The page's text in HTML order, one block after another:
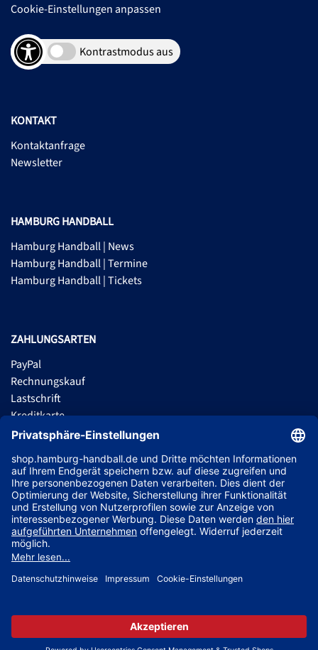
Jetzt Trikot mit Name und Nummer deines Lieblingsspielers
Cookie-Einstellungen anpassen
Kontrastmodus aus
KONTAKT
Kontaktanfrage
Newsletter
HAMBURG HANDBALL
Hamburg Handball | News
Hamburg Handball | Termine
Hamburg Handball | Tickets
ZAHLUNGSARTEN
PayPal
Rechnungskauf
Lastschrift
Kreditkarte
Apple Pay
ABONNIERE JETZT DEN KOSTENLOSEN HSVH FANSHOP NEWSLETTER
UND VERPASSE KEINE NEUIGKEIT ODER AKTION MEHR.
JETZT ANMELDEN
© 2026 Ballsportdirekt.de GmbH und Co. KG